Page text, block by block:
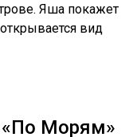
Яша покажет
вид
«По Морям»